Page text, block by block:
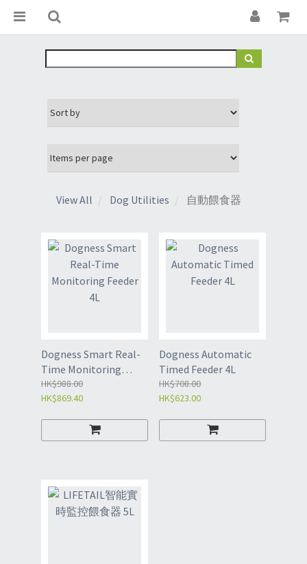
View All Dog Utilities 自動餵食器
Dogness Smart Real-
Time Monitoring
Feeder 4L
HK$988.00
HK$869.40
Dogness Automatic
Timed Feeder 4L
HK$708.00
HK$623.00